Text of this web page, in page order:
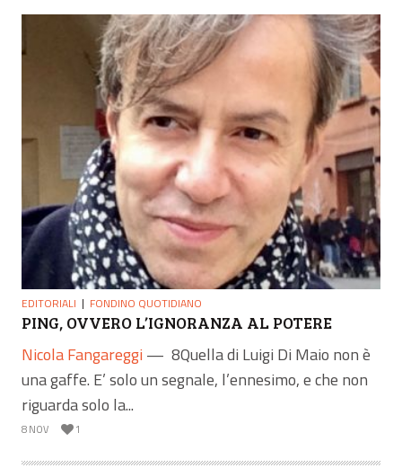
EDITORIALI FONDINO QUOTIDIANO
PING, OVVERO L’IGNORANZA AL POTERE
Nicola Fangareggi — 8Quella di Luigi Di Maio non è
una gaffe. E’ solo un segnale, l’ennesimo, e che non
riguarda solo la...
8 NOV 1